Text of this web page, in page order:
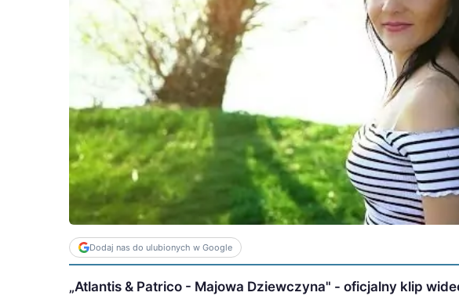
Dodaj nas do ulubionych w Google
„Atlantis & Patrico - Majowa Dziewczyna" - oficjalny klip